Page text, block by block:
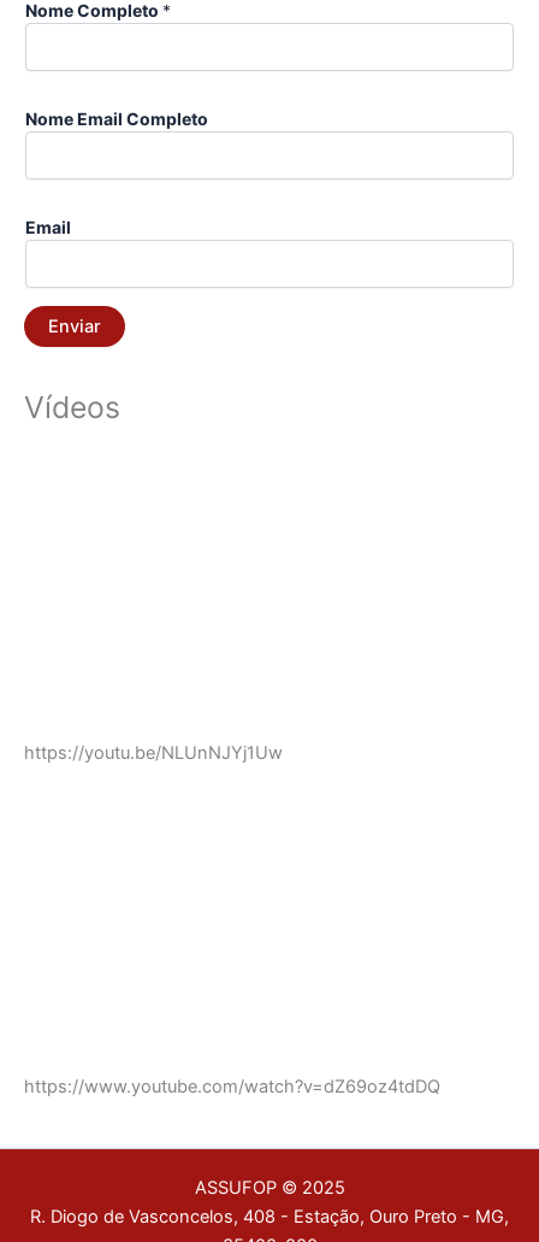
Nome Completo *
Nome Email Completo
Email
Enviar
Vídeos
https://youtu.be/NLUnNJYj1Uw
https://www.youtube.com/watch?v=dZ69oz4tdDQ
ASSUFOP © 2025
R. Diogo de Vasconcelos, 408 - Estação, Ouro Preto - MG,